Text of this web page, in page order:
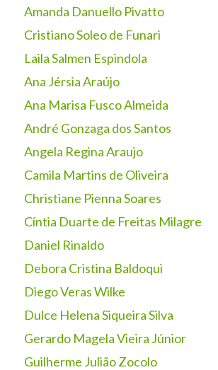
Amanda Danuello Pivatto
Cristiano Soleo de Funari
Laila Salmen Espindola
Ana Jérsia Araújo
Ana Marisa Fusco Almeida
André Gonzaga dos Santos
Angela Regina Araujo
Camila Martins de Oliveira
Christiane Pienna Soares
Cíntia Duarte de Freitas Milagre
Daniel Rinaldo
Debora Cristina Baldoqui
Diego Veras Wilke
Dulce Helena Siqueira Silva
Gerardo Magela Vieira Júnior
Guilherme Julião Zocolo